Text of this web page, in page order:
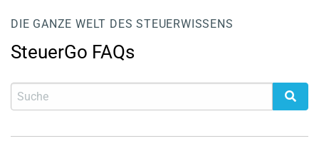
DIE GANZE WELT DES STEUERWISSENS
SteuerGo FAQs